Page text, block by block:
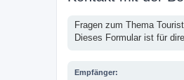
Fragen zum Thema
Dieses Formular ist für
Empfänger: